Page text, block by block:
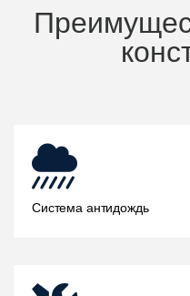
Система антидождь